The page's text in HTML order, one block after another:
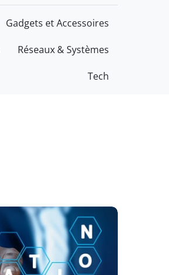
Gadgets et Accessoires
Réseaux & Systèmes
Tech